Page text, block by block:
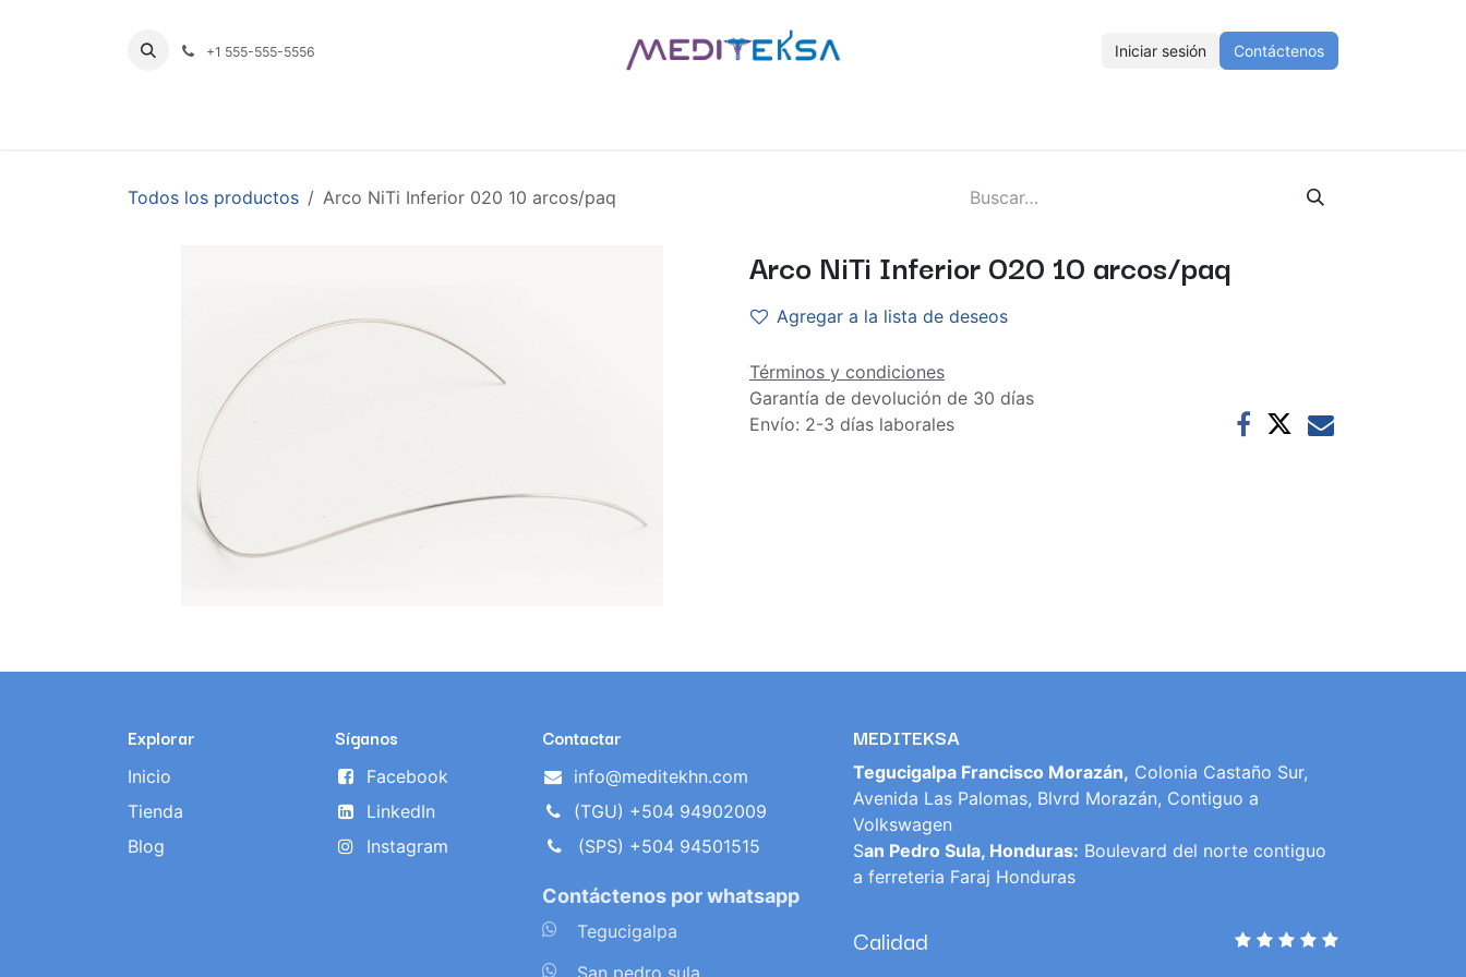
+1 555-555-5556 Iniciar sesión Contáctenos
Todos los productos Arco NiTi Inferior 020 10 arcos/paq
Arco NiTi Inferior 020 10 arcos/paq
Agregar a la lista de deseos
Términos y condiciones
Garantía de devolución de 30 días
Envío: 2-3 días laborales
Explorar
Inicio
Tienda
Blog
Síganos
Facebook
LinkedIn
Instagram
Contactar
info@meditekhn.com
(TGU) +504 94902009
(SPS) +504 94501515
Contáctenos por whatsapp
Tegucigalpa
San pedro sula
MEDITEKSA
Tegucigalpa Francisco Morazán, Colonia Castaño Sur,
Avenida Las Palomas, Blvrd Morazán, Contiguo a
Volkswagen
San Pedro Sula, Honduras: Boulevard del norte contiguo
a ferreteria Faraj Honduras
Calidad